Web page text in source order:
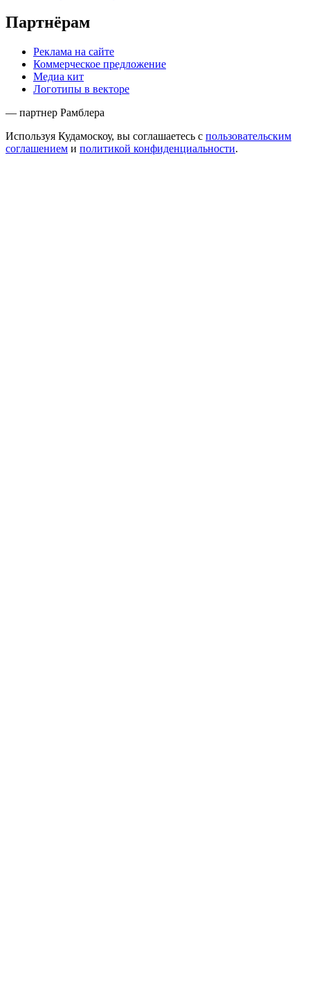
Партнёрам
Реклама на сайте
Коммерческое предложение
Медиа кит
Логотипы в векторе
— партнер Рамблера
Используя Кудамоскоу, вы соглашаетесь с пользовательским
соглашением и политикой конфиденциальности.